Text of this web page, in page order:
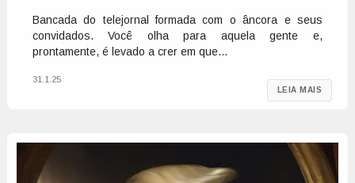
Bancada do telejornal formada com o âncora e seus
convidados. Você olha para aquela gente e,
prontamente, é levado a crer em que...
LEIA MAIS
31.1.25